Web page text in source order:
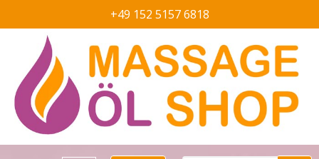
+49 152 5157 6818